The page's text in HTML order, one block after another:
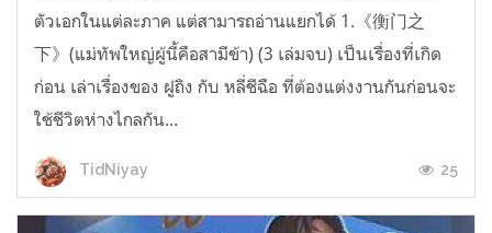
ตัวเอกในแต่ละภาค แต่สามารถอ่านแยกได้ 1.《衡门之
下》(แม่ทัพใหญ่ผู้นี้คือสามีข้า) (3 เล่มจบ) เป็นเรื่องที่เกิด
ก่อน เล่าเรื่องของ ฝูถิง กับ หลี่ชีฉือ ที่ต้องแต่งงานกันก่อนจะ
ใช้ชีวิตห่างไกลกัน...
TidNiyay 25